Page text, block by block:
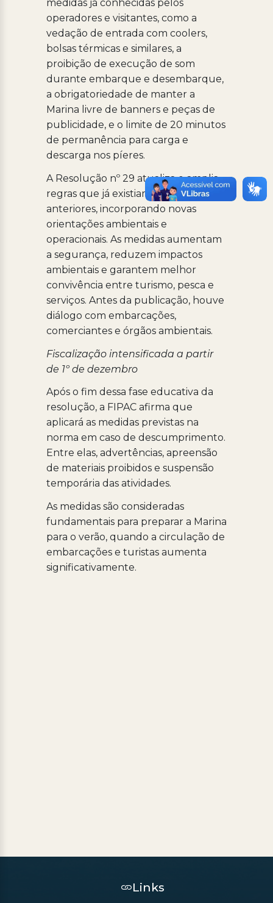
medidas já conhecidas pelos
operadores e visitantes, como a
vedação de entrada com coolers,
bolsas térmicas e similares, a
proibição de execução de som
durante embarque e desembarque,
a obrigatoriedade de manter a
Marina livre de banners e peças de
publicidade, e o limite de 20 minutos
de permanência para carga e
descarga nos píeres.
A Resolução nº 29 atualiza e amplia
regras que já existiam em normas
anteriores, incorporando novas
orientações ambientais e
operacionais. As medidas aumentam
a segurança, reduzem impactos
ambientais e garantem melhor
convivência entre turismo, pesca e
serviços. Antes da publicação, houve
diálogo com embarcações,
comerciantes e órgãos ambientais.
Fiscalização intensificada a partir
de 1º de dezembro
Após o fim dessa fase educativa da
resolução, a FIPAC afirma que
aplicará as medidas previstas na
norma em caso de descumprimento.
Entre elas, advertências, apreensão
de materiais proibidos e suspensão
temporária das atividades.
As medidas são consideradas
fundamentais para preparar a Marina
para o verão, quando a circulação de
embarcações e turistas aumenta
significativamente.
Links